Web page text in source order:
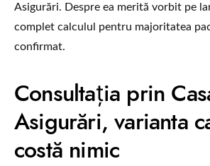
Asigurări. Despre ea merită vorbit pe
complet calculul pentru majoritatea
confirmat.
Consultația prin
Asigurări, varianta
costă nimic